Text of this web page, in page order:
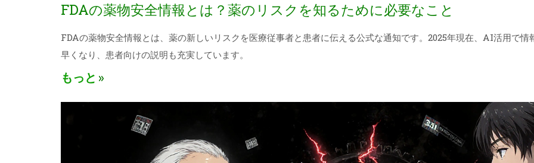
FDAの薬物安全情報とは？薬のリスクを知るために必要なこと
FDAの薬物安全情報とは、薬の新しいリスクを医療従事者と患者に伝える公式な通知です。2025年現在、AI活用で情
早くなり、患者向けの説明も充実しています。
もっと